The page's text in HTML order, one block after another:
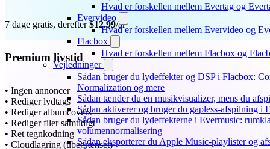
Hvad er forskellen mellem Evertag og
Evervideo
Hvad er forskellen mellem Evervideo og
Flacbox
Hvad er forskellen mellem Flacbox og
Vejledninger
Sådan bruger du lydeffekter og DSP i Flacbox:
Normalization og mere
Sådan tænder du en musikvisualizer, mens du
Sådan aktiverer og bruger du gapless-afspilning i
Sådan bruger du lydeffekterne i Evermusic:
volumennormalisering
Sådan eksporterer du Apple Music-playlister og
7 dage gratis, derefter$12.99/år
Premium livstid
• Ingen annoncer
• Rediger lydtags
• Rediger albumcovers
• Rediger filer samtidigt
• Ret tegnkodning
• Cloudlagring (ubegrænset)